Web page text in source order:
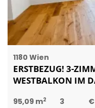
1180 Wien
ERSTBEZUG! 3-
WESTBALKON IM
95,09 m2 3